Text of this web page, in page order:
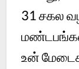
31 சகல
உன்